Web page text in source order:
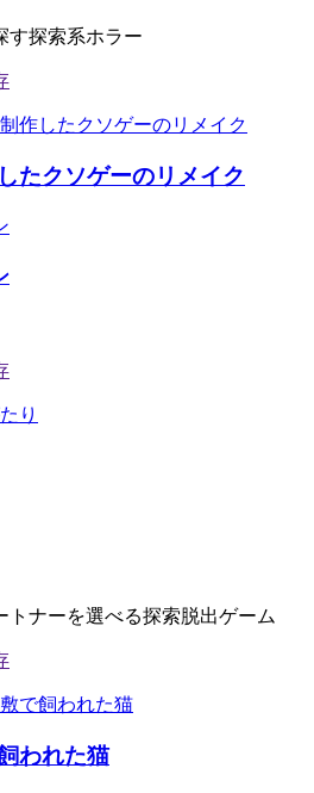
す探索系ホラー
たクソゲーのリメイク
トナーを選べる探索脱出ゲーム
われた猫